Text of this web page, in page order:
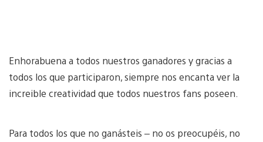
Enhorabuena a todos nuestros ganadores y gracias a
todos los que participaron, siempre nos encanta ver la
increible creatividad que todos nuestros fans poseen.
Para todos los que no ganásteis – no os preocupéis, no